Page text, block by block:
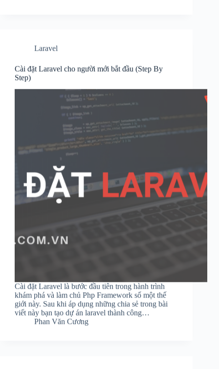
Laravel
Cài đặt Laravel cho người mới bắt đầu (Step By
Step)
Cài đặt Laravel là bước đầu tiên trong hành trình
khám phá và làm chủ Php Framework số một thế
giới này. Sau khi áp dụng những chia sẻ trong bài
viết này bạn tạo dự án laravel thành công…
Phan Văn Cương